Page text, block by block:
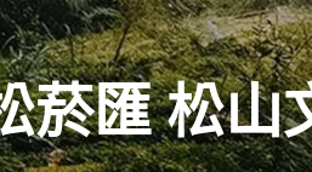
匯 松山